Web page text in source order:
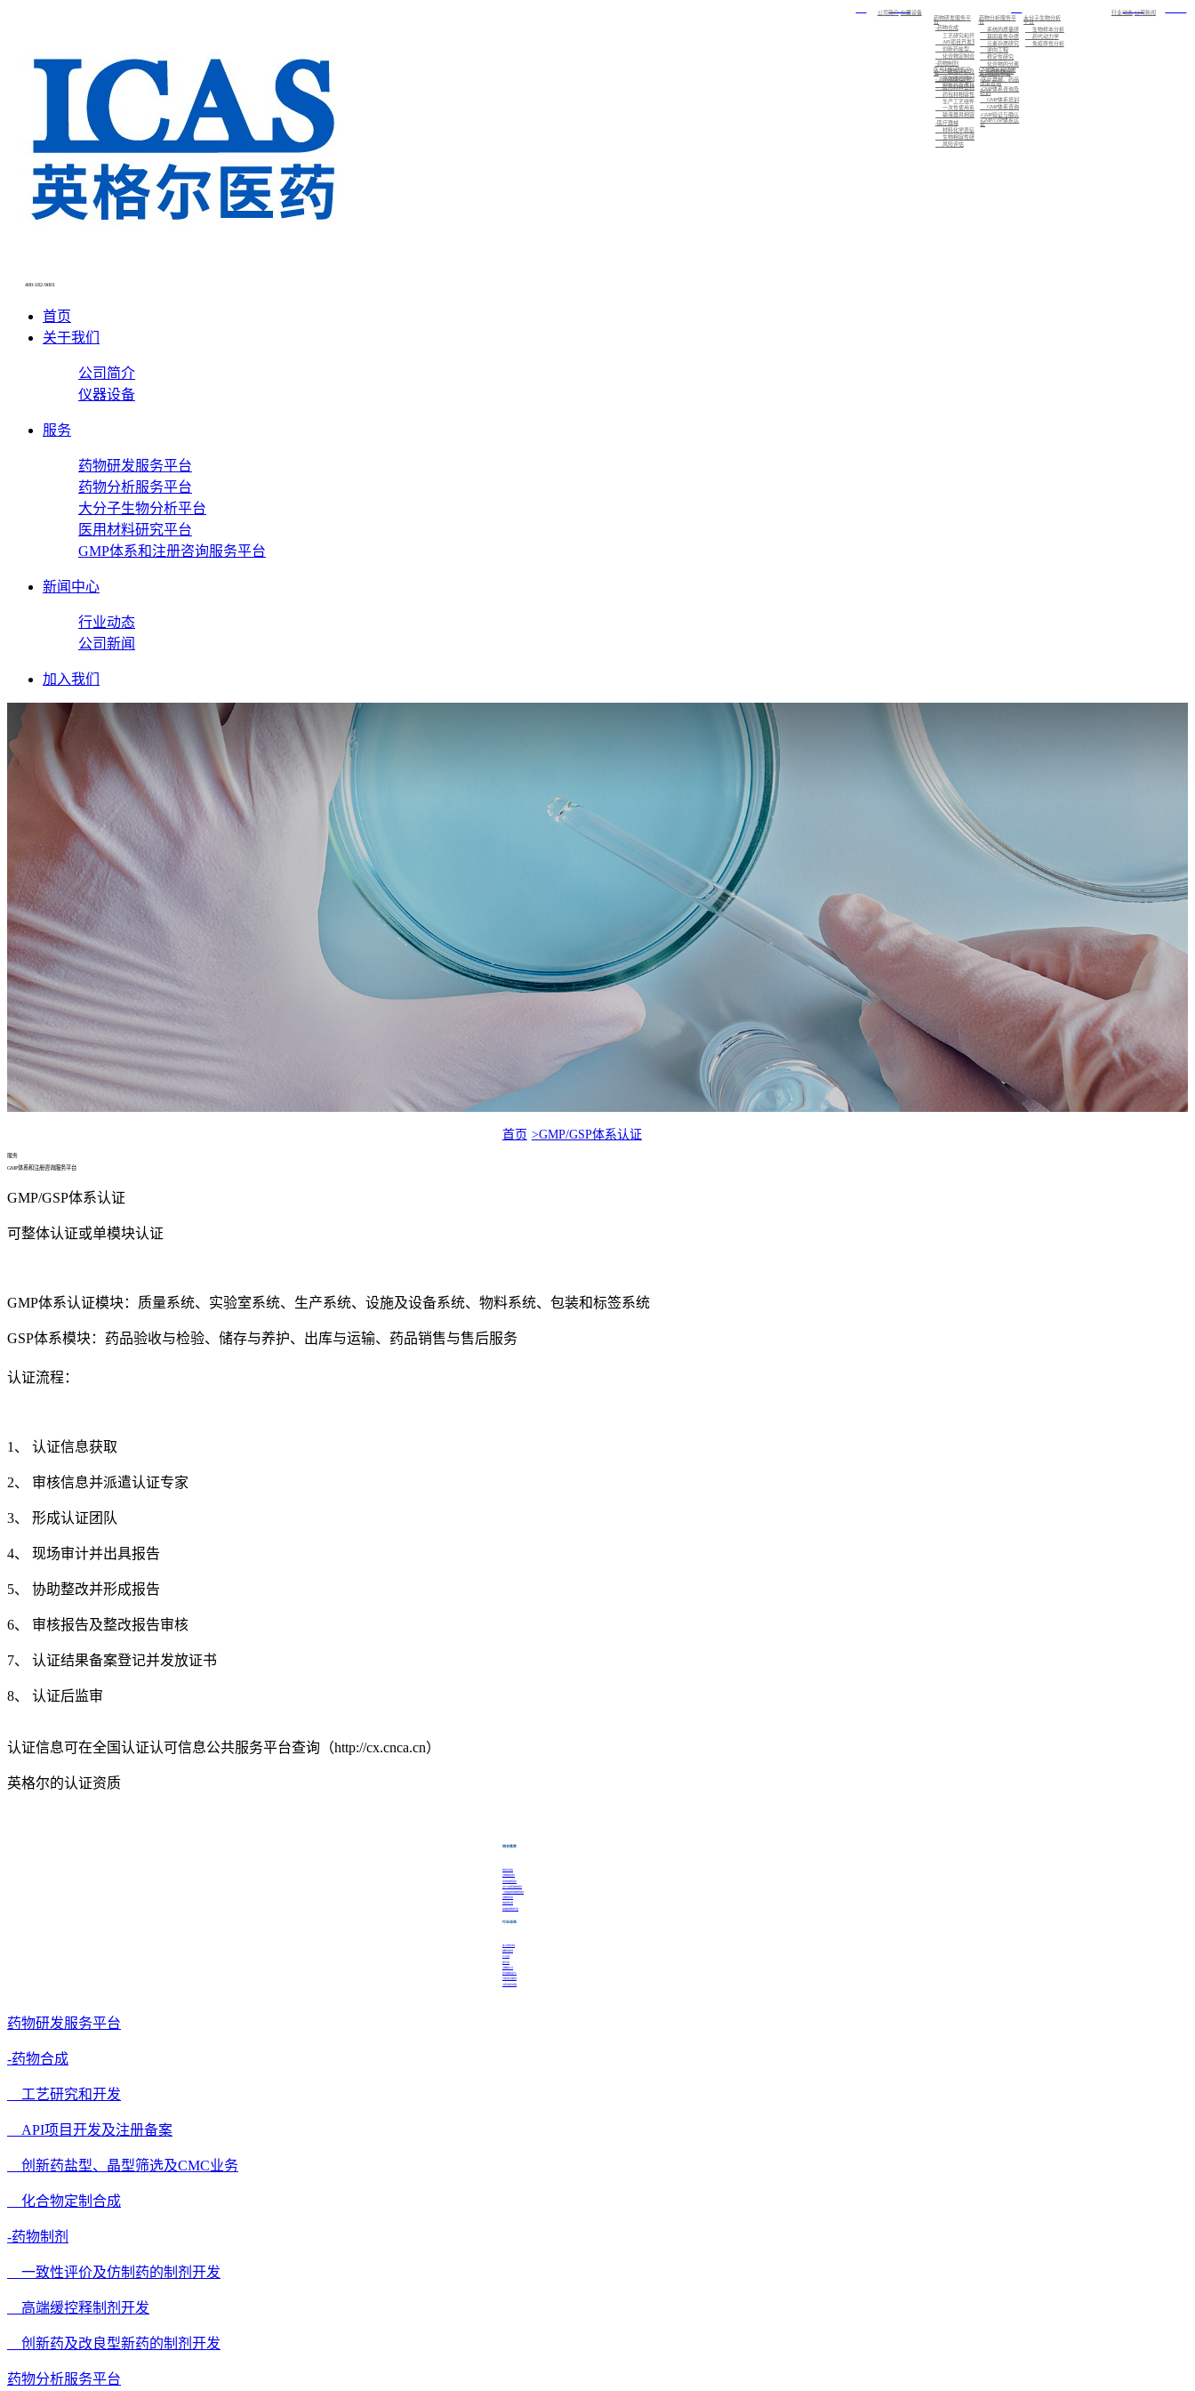
关于我们
公司简介 仪器设备
药物研发服务平
台
-药物合成
工艺研究和开发
API项目开发及注册备案
创新药盐型、晶型筛选及CMC业务
化合物定制合成
-药物制剂
一致性评价及仿制药的制剂开发
高端缓控释制剂开发
创新药及改良型新药的制剂开发
药物分析服务平
台
系统的质量研究
基因毒性杂质研究
元素杂质研究
逆向工程
稳定性研究
化合物的分离制备，已知化合物的结构确证，未知化合物的结构解析与鉴定
标准化检测
大分子生物分析
平台
生物样本分析
药代动力学
免疫原性分析
医用材料研究平
台
- 药包材相容性
医用材料密封性研究
药包材相容性研究
生产工艺组件相容性研究
一次性使用系统相容性研究
输液器具相容性研究
-医疗器械
材料化学表征
生物相容性研究
风险评估
GMP体系和注册
咨询服务平台
-医疗器械、药品
注册咨询
-GMP体系咨询及
培训
GMP体系培训
GMP体系咨询
-GMP验证与确认
-GMP/GSP体系认
证
新闻中心
行业动态 公司新闻
400-182-9001
首页
关于我们
公司简介
仪器设备
服务
药物研发服务平台
药物分析服务平台
大分子生物分析平台
医用材料研究平台
GMP体系和注册咨询服务平台
新闻中心
行业动态
公司新闻
加入我们
首页 >GMP/GSP体系认证
服务
GMP体系和注册咨询服务平台
GMP/GSP体系认证
可整体认证或单模块认证
GMP体系认证模块：质量系统、实验室系统、生产系统、设施及设备系统、物料系统、包装和标签系统
GSP体系模块：药品验收与检验、储存与养护、出库与运输、药品销售与售后服务
认证流程：
1、 认证信息获取
2、 审核信息并派遣认证专家
3、 形成认证团队
4、 现场审计并出具报告
5、 协助整改并形成报告
6、 审核报告及整改报告审核
7、 认证结果备案登记并发放证书
8、 认证后监审
认证信息可在全国认证认可信息公共服务平台查询（http://cx.cnca.cn）
英格尔的认证资质
相关推荐
药包材相容性研究
免疫原性分析
行业动态
MTC证书
元素分析含量检测
元素分析检测流程
药物研发服务平台
-药物合成
工艺研究和开发
API项目开发及注册备案
创新药盐型、晶型筛选及CMC业务
化合物定制合成
-药物制剂
一致性评价及仿制药的制剂开发
高端缓控释制剂开发
创新药及改良型新药的制剂开发
药物分析服务平台